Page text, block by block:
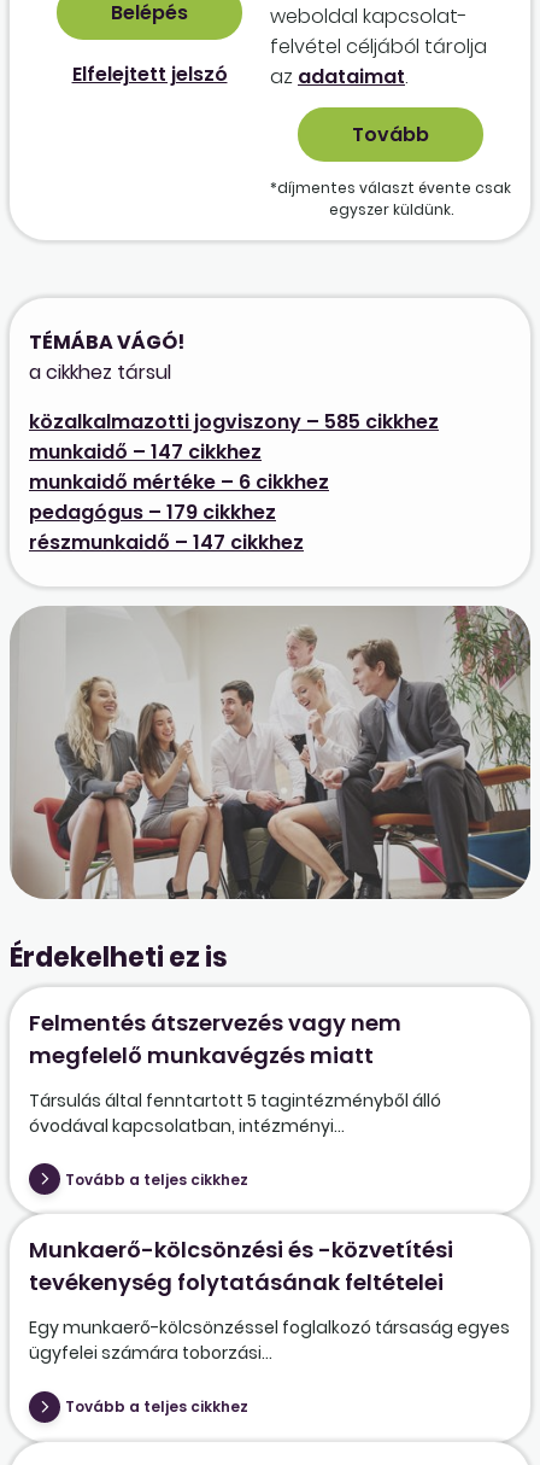
Elfelejtett jelszó
weboldal kapcso­lat­
felvétel céljából tárolja
az adataimat.
*díjmentes választ évente csak
egyszer küldünk.
TÉMÁBA VÁGÓ!
a cikkhez társul
közalkalmazotti jogviszony – 585 cikkhez
munkaidő – 147 cikkhez
munkaidő mértéke – 6 cikkhez
pedagógus – 179 cikkhez
részmunkaidő – 147 cikkhez
Érdekelheti ez is
Felmentés átszervezés vagy nem
megfelelő munkavégzés miatt
Társulás által fenntartott 5 tagintézményből álló
óvodával kapcsolatban, intézményi...
Tovább a teljes cikkhez
Munkaerő-kölcsönzési és -közvetítési
tevékenység folytatásának feltételei
Egy munkaerő-kölcsönzéssel foglalkozó társaság egyes
ügyfelei számára toborzási...
Tovább a teljes cikkhez